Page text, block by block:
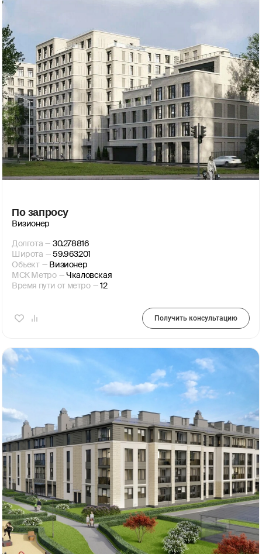
По запросу
Визионер
Долгота — 30.278816
Широта — 59.963201
Объект — Визионер
МСК Метро — Чкаловская
Время пути от метро — 12
Получить консультацию